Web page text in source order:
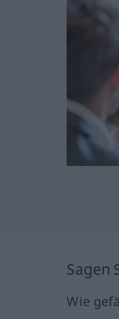
Sagen
Wie